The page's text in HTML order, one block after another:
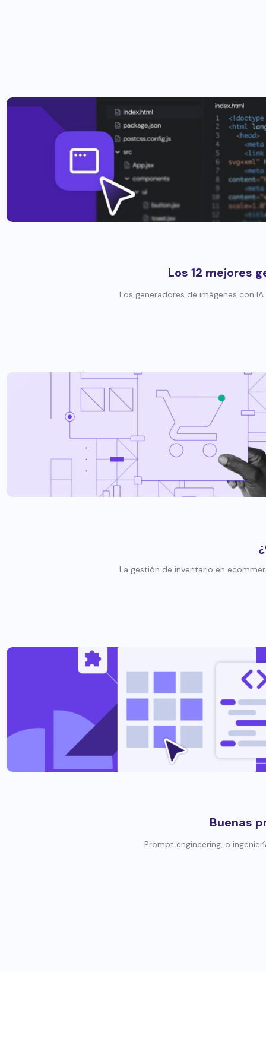
Los 12 mejores
Los generadores de imágenes con
La gestión de inventario en
Buenas
Prompt engineering, o